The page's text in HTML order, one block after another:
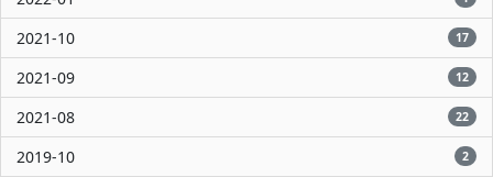
2021-10 17
2021-09 12
2021-08 22
2019-10 2